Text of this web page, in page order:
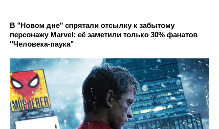
В "Новом дне" спрятали отсылку к забытому
персонажу Marvel: её заметили только 30% фанатов
"Человека-паука"